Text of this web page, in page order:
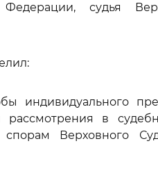
Федерации, судья
индивидуального
рассмотрения в
Верховного